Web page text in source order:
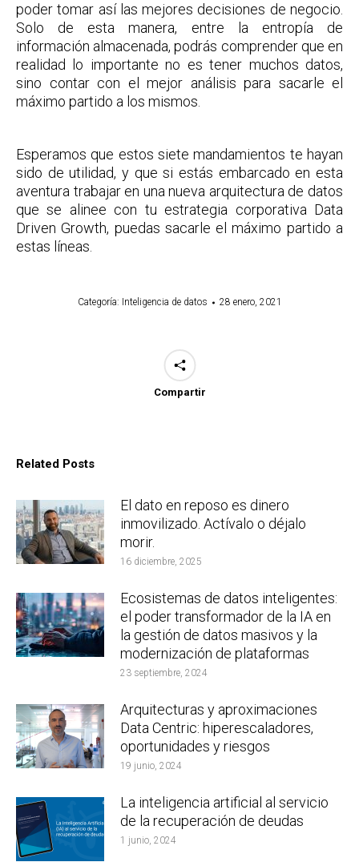
poder tomar así las mejores decisiones de negocio.
Solo de esta manera, entre la entropía de
información almacenada, podrás comprender que en
realidad lo importante no es tener muchos datos,
sino contar con el mejor análisis para sacarle el
máximo partido a los mismos.
Esperamos que estos siete mandamientos te hayan
sido de utilidad, y que si estás embarcado en esta
aventura trabajar en una nueva arquitectura de datos
que se alinee con tu estrategia corporativa Data
Driven Growth, puedas sacarle el máximo partido a
estas líneas.
Categoría: Inteligencia de datos 28 enero, 2021
Compartir
Related Posts
El dato en reposo es dinero
inmovilizado. Actívalo o déjalo
morir.
16 diciembre, 2025
Ecosistemas de datos inteligentes:
el poder transformador de la IA en
la gestión de datos masivos y la
modernización de plataformas
23 septiembre, 2024
Arquitecturas y aproximaciones
Data Centric: hiperescaladores,
oportunidades y riesgos
19 junio, 2024
La inteligencia artificial al servicio
de la recuperación de deudas
1 junio, 2024